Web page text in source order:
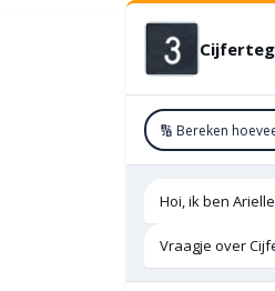
🔢 Bereken
Hoi, ik ben
Vraagje over